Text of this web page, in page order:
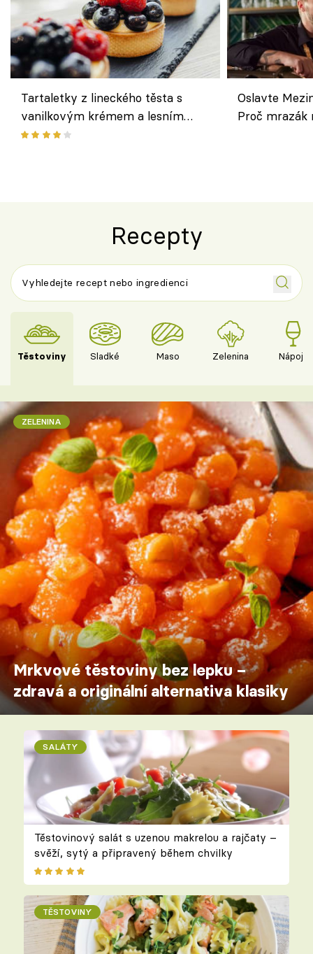
Tartaletky z lineckého těsta s
vanilkovým krémem a lesním
ovocem podle Bread Society
Oslavte
Proč
Recepty
Těstoviny Sladké Maso Zelenina Nápoje
ZELENINA
Mrkvové těstoviny bez lepku –
zdravá a originální alternativa klasiky
SALÁTY
Těstovinový salát s uzenou makrelou a rajčaty –
svěží, sytý a připravený během chvilky
TĚSTOVINY